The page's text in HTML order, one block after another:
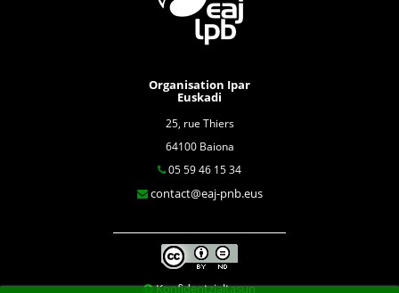
Organisation Ipar
Euskadi
25, rue Thiers
64100 Baiona
05 59 46 15 34
contact@eaj-pnb.eus
Konfidentzialtasun